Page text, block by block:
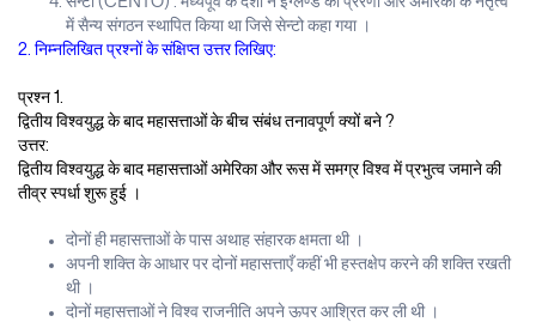
में सैन्य संगठन स्थापित किया था जिसे सेन्टो कहा गया ।
2. निम्नलिखित प्रश्नों के संक्षिप्त उत्तर लिखिए:
प्रश्न 1.
द्वितीय विश्वयुद्ध के बाद महासत्ताओं के बीच संबंध तनावपूर्ण क्यों बने ?
उत्तर:
द्वितीय विश्वयुद्ध के बाद महासत्ताओं अमेरिका और रूस में समग्र विश्व में प्रभुत्व जमाने की
तीव्र स्पर्धा शुरू हुई ।
दोनों ही महासत्ताओं के पास अथाह संहारक क्षमता थी ।
अपनी शक्ति के आधार पर दोनों महासत्ताएँ कहीं भी हस्तक्षेप करने की शक्ति रखती
थी ।
दोनों महासत्ताओं ने विश्व राजनीति अपने ऊपर आश्रित कर ली थी ।